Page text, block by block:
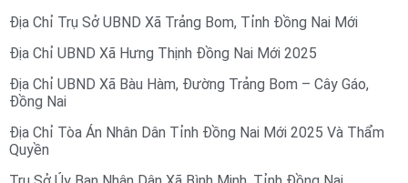
Địa Chỉ Trụ Sở UBND Xã Trảng Bom, Tỉnh Đồng Nai Mới
Địa Chỉ UBND Xã Hưng Thịnh Đồng Nai Mới 2025
Địa Chỉ UBND Xã Bàu Hàm, Đường Trảng Bom – Cây Gáo,
Đồng Nai
Địa Chỉ Tòa Án Nhân Dân Tỉnh Đồng Nai Mới 2025 Và Thẩm
Quyền